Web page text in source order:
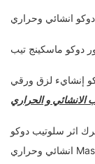
إنشايء لزق ورقي
اثر سلوتيب دوكو